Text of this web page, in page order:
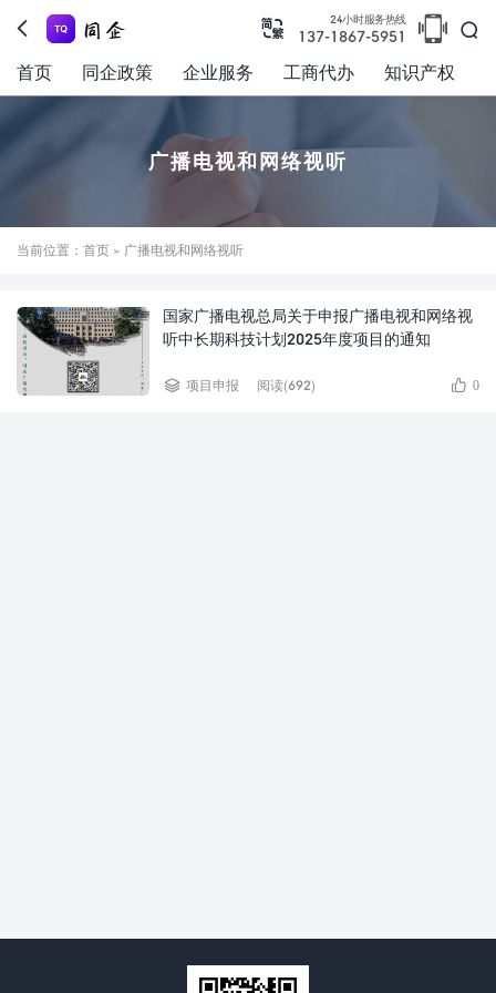
 
24小时服务热线
137-1867-5951 

首页 同企政策 企业服务 工商代办 知识产权
广播电视和网络视听
当前位置： 首页 » 广播电视和网络视听
国家广播电视总局关于申报广播电视和网络视
听中长期科技计划2025年度项目的通知
 项目申报 阅读(692)  0